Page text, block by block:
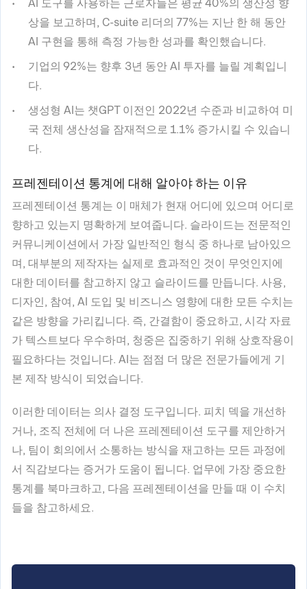
AI 도구를 사용하는 근로자들은 평균 40%의 생산성 향
상을 보고하며, C-suite 리더의 77%는 지난 한 해 동안
AI 구현을 통해 측정 가능한 성과를 확인했습니다.
기업의 92%는 향후 3년 동안 AI 투자를 늘릴 계획입니
다.
생성형 AI는 챗GPT 이전인 2022년 수준과 비교하여 미
국 전체 생산성을 잠재적으로 1.1% 증가시킬 수 있습니
다.
프레젠테이션 통계에 대해 알아야 하는 이유
프레젠테이션 통계는 이 매체가 현재 어디에 있으며 어디로
향하고 있는지 명확하게 보여줍니다. 슬라이드는 전문적인
커뮤니케이션에서 가장 일반적인 형식 중 하나로 남아있으
며, 대부분의 제작자는 실제로 효과적인 것이 무엇인지에
대한 데이터를 참고하지 않고 슬라이드를 만듭니다. 사용,
디자인, 참여, AI 도입 및 비즈니스 영향에 대한 모든 수치는
같은 방향을 가리킵니다. 즉, 간결함이 중요하고, 시각 자료
가 텍스트보다 우수하며, 청중은 집중하기 위해 상호작용이
필요하다는 것입니다. AI는 점점 더 많은 전문가들에게 기
본 제작 방식이 되었습니다.
이러한 데이터는 의사 결정 도구입니다. 피치 덱을 개선하
거나, 조직 전체에 더 나은 프레젠테이션 도구를 제안하거
나, 팀이 회의에서 소통하는 방식을 재고하는 모든 과정에
서 직감보다는 증거가 도움이 됩니다. 업무에 가장 중요한
통계를 북마크하고, 다음 프레젠테이션을 만들 때 이 수치
들을 참고하세요.